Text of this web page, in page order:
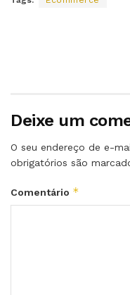
Deixe um
O seu endereço de e-
obrigatórios são
Comentário *